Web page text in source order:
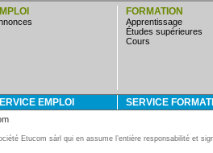
FORMATION
apprentissage
études supérieures
cours
SERVICE EMPLOI SERVICE
Etucom sàrl qui en assume l’entière responsabilité et